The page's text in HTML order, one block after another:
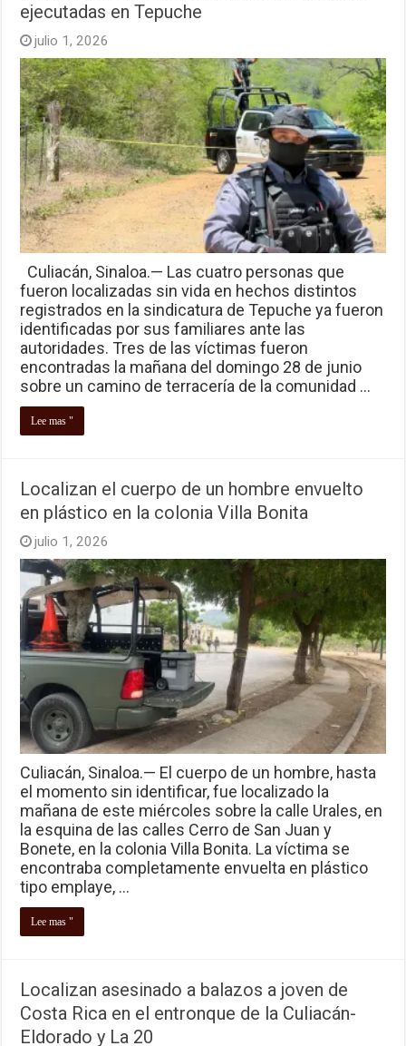
ejecutadas en Tepuche
julio 1, 2026
Culiacán, Sinaloa.— Las cuatro personas que
fueron localizadas sin vida en hechos distintos
registrados en la sindicatura de Tepuche ya fueron
identificadas por sus familiares ante las
autoridades. Tres de las víctimas fueron
encontradas la mañana del domingo 28 de junio
sobre un camino de terracería de la comunidad …
Lee mas "
Localizan el cuerpo de un hombre envuelto
en plástico en la colonia Villa Bonita
julio 1, 2026
Culiacán, Sinaloa.— El cuerpo de un hombre, hasta
el momento sin identificar, fue localizado la
mañana de este miércoles sobre la calle Urales, en
la esquina de las calles Cerro de San Juan y
Bonete, en la colonia Villa Bonita. La víctima se
encontraba completamente envuelta en plástico
tipo emplaye, …
Lee mas "
Localizan asesinado a balazos a joven de
Costa Rica en el entronque de la Culiacán-
Eldorado y La 20